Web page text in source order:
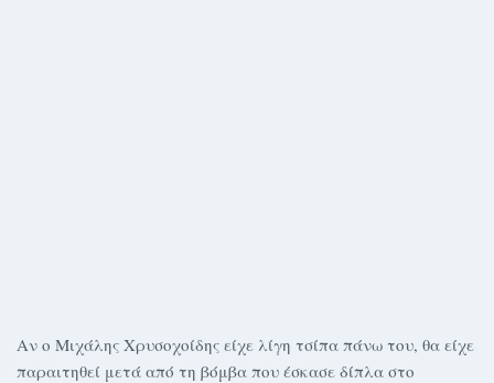
Αν ο Μιχάλης Χρυσοχοίδης είχε λίγη τσίπα πάνω του, θα είχε
παραιτηθεί μετά από τη βόμβα που έσκασε δίπλα στο